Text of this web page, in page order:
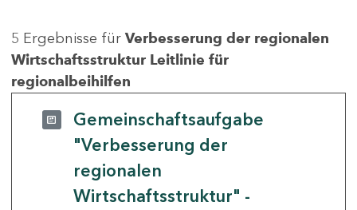
5 Ergebnisse für Verbesserung der regionalen
Wirtschaftsstruktur Leitlinie für
regionalbeihilfen
Gemeinschaftsaufgabe
"Verbesserung der
regionalen
Wirtschaftsstruktur" -